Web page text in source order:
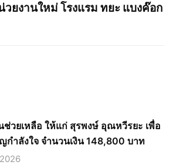
วยงานใหม่ โรงแรม ทยะ แบงค๊อก
ช่วยเหลือ ให้แก่ สุรพงษ์ อุณหวีรยะ เพื่อ
กำลังใจ จำนวนเงิน 148,800 บาท